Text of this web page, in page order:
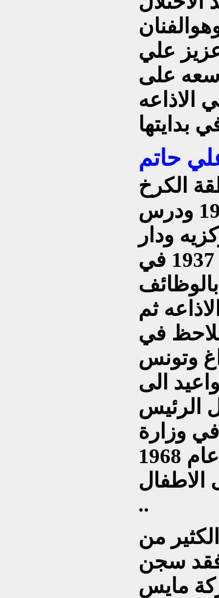
علي
على
الاذاعه
حاتم
الكرخ
محلة الشيخ بشار عام 1911 ودرس
ودار
المعلمين وعين في عام 1937 في
ثم
في
وتونس
الى
من قبل الرئيس
وزارة
الثقافه وعهد اليه عام 1968
..
من
فقد سجن
بحركة مايس